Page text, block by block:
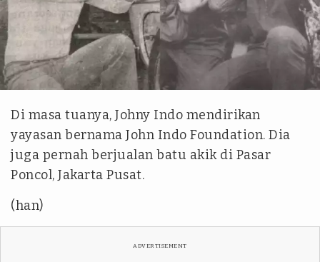
Tangkapan Layar YouTube Melintas
Di masa tuanya, Johny Indo mendirikan
yayasan bernama John Indo Foundation. Dia
juga pernah berjualan batu akik di Pasar
Poncol, Jakarta Pusat.
(han)
ADVERTISEMENT